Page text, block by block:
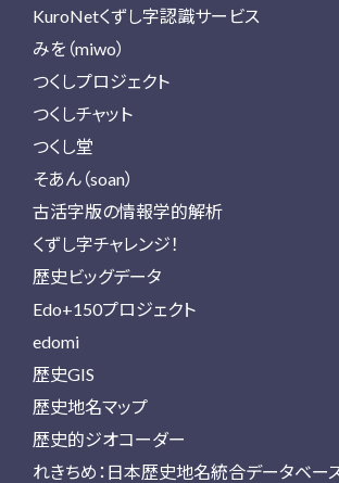
KuroNetくずし字認識サービス
みを（miwo）
つくしプロジェクト
つくしチャット
つくし堂
そあん（soan）
古活字版の情報学的解析
くずし字チャレンジ！
歴史ビッグデータ
Edo+150プロジェクト
edomi
歴史GIS
歴史地名マップ
歴史的ジオコーダー
れきちめ：日本歴史地名統合データベー